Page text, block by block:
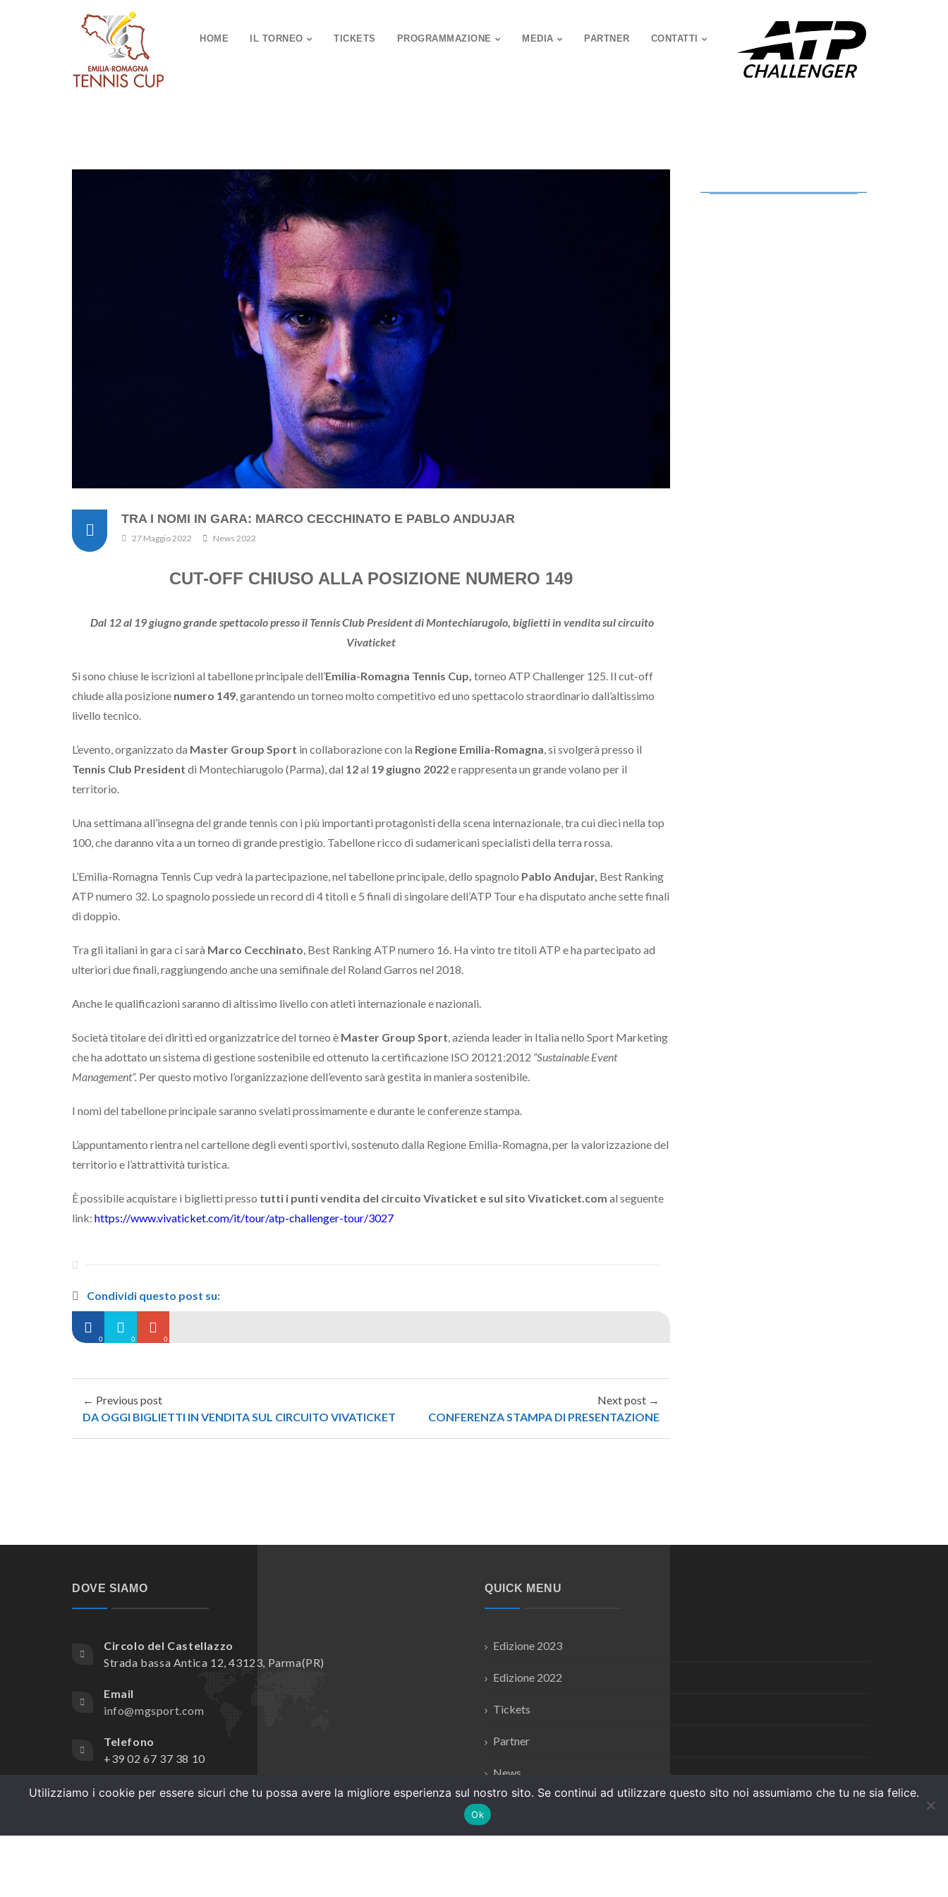
HOME IL TORNEO TICKETS PROGRAMMAZIONE MEDIA PARTNER CONTATTI
TRA I NOMI IN GARA: MARCO CECCHINATO E PABLO ANDUJAR
27 Maggio 2022 News 2022
CUT-OFF CHIUSO ALLA POSIZIONE NUMERO 149
Dal 12 al 19 giugno grande spettacolo presso il Tennis Club President di Montechiarugolo, biglietti in vendita sul circuito
Vivaticket
Si sono chiuse le iscrizioni al tabellone principale dell’Emilia-Romagna Tennis Cup, torneo ATP Challenger 125. Il cut-off
chiude alla posizione numero 149, garantendo un torneo molto competitivo ed uno spettacolo straordinario dall’altissimo
livello tecnico.
L’evento, organizzato da Master Group Sport in collaborazione con la Regione Emilia-Romagna, si svolgerà presso il
Tennis Club President di Montechiarugolo (Parma), dal 12al 19 giugno 2022e rappresenta un grande volano per il
territorio.
Una settimana all’insegna del grande tennis con i più importanti protagonisti della scena internazionale, tra cui dieci nella top
100, che daranno vita a un torneo di grande prestigio. Tabellone ricco di sudamericani specialisti della terra rossa.
L’Emilia-Romagna Tennis Cup vedrà la partecipazione, nel tabellone principale, dello spagnolo Pablo Andujar, Best Ranking
ATP numero 32. Lo spagnolo possiede un record di 4 titoli e 5 finali di singolare dell’ATP Tour e ha disputato anche sette finali
di doppio.
Tra gli italiani in gara ci sarà Marco Cecchinato, Best Ranking ATP numero 16. Ha vinto tre titoli ATP e ha partecipato ad
ulteriori due finali, raggiungendo anche una semifinale del Roland Garros nel 2018.
Anche le qualificazioni saranno di altissimo livello con atleti internazionale e nazionali.
Società titolare dei diritti ed organizzatrice del torneo è Master Group Sport, azienda leader in Italia nello Sport Marketing
che ha adottato un sistema di gestione sostenibile ed ottenuto la certificazione ISO 20121:2012 “Sustainable Event
Management”. Per questo motivo l’organizzazione dell’evento sarà gestita in maniera sostenibile.
I nomi del tabellone principale saranno svelati prossimamente e durante le conferenze stampa.
L’appuntamento rientra nel cartellone degli eventi sportivi, sostenuto dalla Regione Emilia-Romagna, per la valorizzazione del
territorio e l’attrattività turistica.
È possibile acquistare i biglietti presso tutti i punti vendita del circuito Vivaticket e sul sito Vivaticket.com al seguente
link: https://www.vivaticket.com/it/tour/atp-challenger-tour/3027
Condividi questo post su:
0 0 0
← Previous post
DA OGGI BIGLIETTI IN VENDITA SUL CIRCUITO VIVATICKET
Next post →
CONFERENZA STAMPA DI PRESENTAZIONE
DOVE SIAMO
Circolo del Castellazzo
Strada bassa Antica 12, 43123, Parma(PR)
Email
info@mgsport.com
Telefono
+39 02 67 37 38 10
QUICK MENU
Edizione 2023
Edizione 2022
Tickets
Partner
News
Utilizziamo i cookie per essere sicuri che tu possa avere la migliore esperienza sul nostro sito. Se continui ad utilizzare questo sito noi assumiamo che tu ne sia felice.
Ok